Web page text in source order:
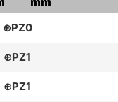
⊕PZ0
⊕PZ1
⊕PZ1